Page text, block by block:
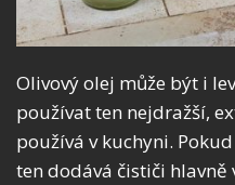
Olivový olej může být i
používat ten nejdražší,
používá v kuchyni.
ten dodává čističi hlavně